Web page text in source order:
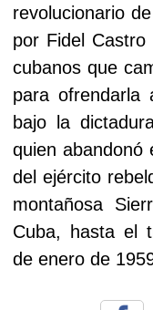
revolucionario
por Fidel
cubanos que
para ofrendarla
bajo la
quien abandonó
del ejército
montañosa
Cuba, hasta el
de enero de